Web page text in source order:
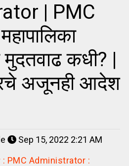
| PMC
मुदतवाढ कधी? |
अजूनही आदेश
Sep 15, 2022 2:21 AM
: PMC Administrator :